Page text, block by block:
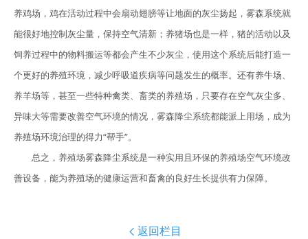
养鸡场，鸡在活动过程中会扇动翅膀等让地面的灰尘扬起，雾森系统就
能很好地控制灰尘量，保持空气清新；养猪场也是一样，猪的活动以及
饲养过程中的物料搬运等都会产生不少灰尘，使用这个系统后能打造一
个更好的养殖环境，减少呼吸道疾病等问题发生的概率。还有养牛场、
养羊场等，甚至一些特种禽类、畜类的养殖场，只要存在空气灰尘多、
异味大等需要改善空气环境的情况，雾森降尘系统都能派上用场，成为
养殖场环境治理的得力“帮手”。
总之，养殖场雾森降尘系统是一种实用且环保的养殖场空气环境改
善设备，能为养殖场的健康运营和畜禽的良好生长提供有力保障。
 返回栏目